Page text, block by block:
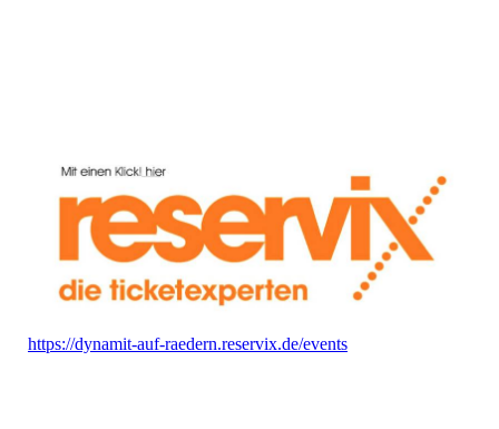
https://dynamit-auf-raedern.reservix.de/events